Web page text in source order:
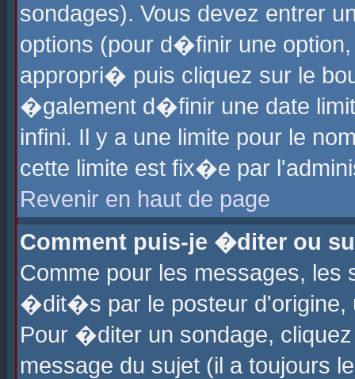
sondages). Vous devez entrer
options (pour d�finir une
appropri� puis cliquez sur le
�galement d�finir une date
infini. Il y a une limite pour le
cette limite est fix�e par
Revenir en haut de page
Comment puis-je �diter ou
Comme pour les messages,
�dit�s par le posteur d'origine,
Pour �diter un sondage,
message du sujet (il a toujours